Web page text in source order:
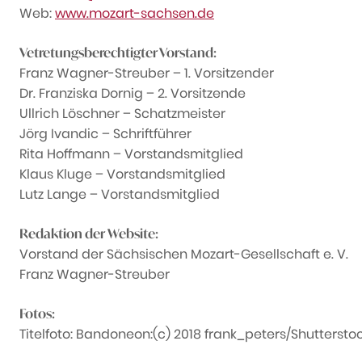
Web:www.mozart-sachsen.de
Vetretungsberechtigter Vorstand:
Franz Wagner-Streuber – 1. Vorsitzender
Dr. Franziska Dornig – 2. Vorsitzende
Ullrich Löschner – Schatzmeister
Jörg Ivandic – Schriftführer
Rita Hoffmann – Vorstandsmitglied
Klaus Kluge – Vorstandsmitglied
Lutz Lange – Vorstandsmitglied
Redaktion der Website:
Vorstand der Sächsischen Mozart-Gesellschaft e. V.
Franz Wagner-Streuber
Fotos:
Titelfoto: Bandoneon:(c) 2018 frank_peters/